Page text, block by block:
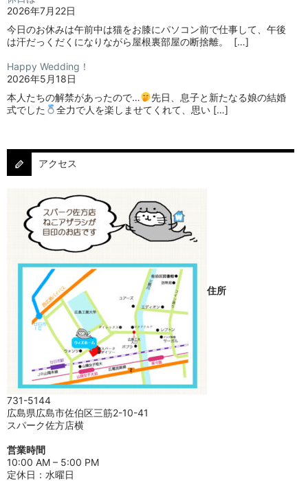
2026年7月22日
今日のお休みは午前中は猫をお膝にパソコン前で仕事して、午後
は汗だっくだくになりながら屋根裏部屋の断捨離。⁡ ⁡ […]
Happy Wedding！
2026年5月18日
本人たちの解禁があったので…
⁡⁡先日、息子と新たなる娘の結婚
式でした
⁡⁡⁡全力で人を楽しませてくれて、思い […]
アクセス
住所
731-5144
広島県広島市佐伯区三筋2-10-41
スパーク佐方店横
営業時間
10:00 AM – 5:00 PM
定休日：水曜日